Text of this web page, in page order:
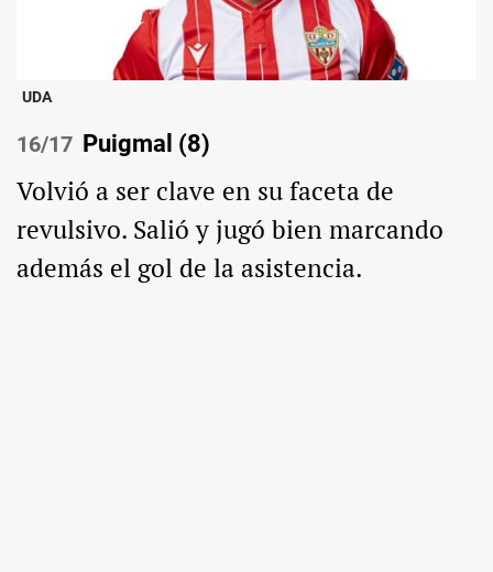
UDA
/17 Puigmal (8)
Volvió a ser clave en su faceta de
revulsivo. Salió y jugó bien marcando
además el gol de la asistencia.